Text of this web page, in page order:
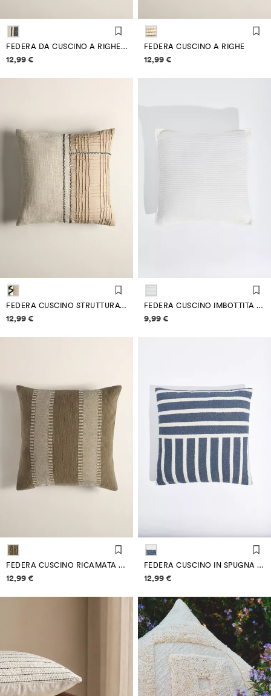
FEDERA DA CUSCINO A RIGHE 50 X 50 CM
Informazioni sui prezzi
12,99 €
FEDERA CUSCINO A RIGHE
Informazioni sui prezzi
12,99 €
FEDERA CUSCINO STRUTTURATA 50 X 50 CM
Informazioni sui prezzi
12,99 €
FEDERA CUSCINO IMBOTTITA 50 X 50 CM
Informazioni sui prezzi
9,99 €
FEDERA CUSCINO RICAMATA 50 X 50 CM
Informazioni sui prezzi
12,99 €
FEDERA CUSCINO IN SPUGNA 50 X 50 CM
Informazioni sui prezzi
12,99 €